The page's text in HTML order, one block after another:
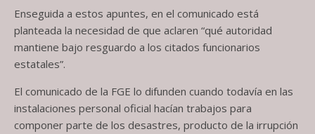
Enseguida a estos apuntes, en el comunicado está
planteada la necesidad de que aclaren “qué autoridad
mantiene bajo resguardo a los citados funcionarios
estatales”.
El comunicado de la FGE lo difunden cuando todavía en las
instalaciones personal oficial hacían trabajos para
componer parte de los desastres, producto de la irrupción